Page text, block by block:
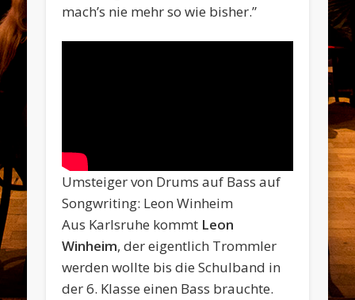
mach’s nie mehr so wie bisher.”
Umsteiger von Drums auf Bass auf
Songwriting: Leon Winheim
Aus Karlsruhe kommt Leon
Winheim, der eigentlich Trommler
werden wollte bis die Schulband in
der 6. Klasse einen Bass brauchte.